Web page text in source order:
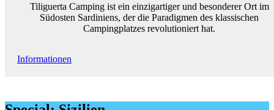
Tiliguerta Camping ist ein einzigartiger und besonderer Ort im
Südosten Sardiniens, der die Paradigmen des klassischen
Campingplatzes revolutioniert hat.
Informationen